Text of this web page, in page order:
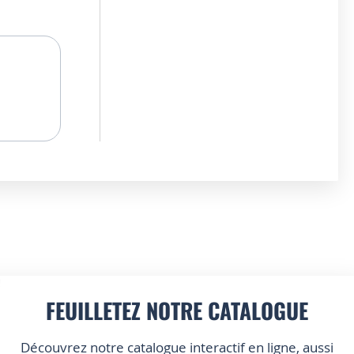
FEUILLETEZ NOTRE CATALOGUE
Découvrez notre catalogue interactif en ligne, aussi